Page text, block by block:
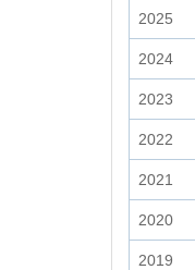
2025
2024
2023
2022
2021
2020
2019